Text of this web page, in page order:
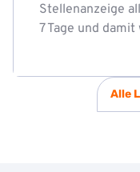
Stellenanzeige
7 Tage und
Alle